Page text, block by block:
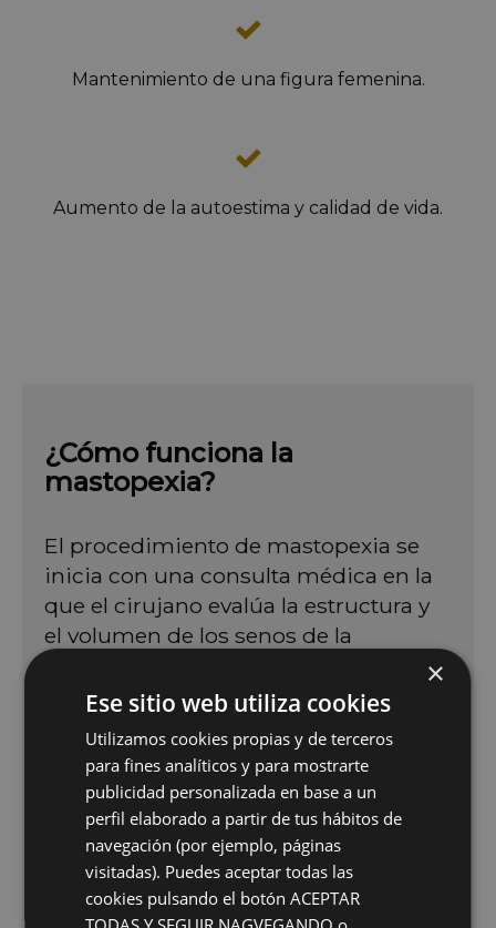
Mantenimiento de una figura femenina.
Aumento de la autoestima y calidad de vida.
¿Cómo funciona la
mastopexia?
El procedimiento de mastopexia se
inicia con una consulta médica en la
que el cirujano evalúa la estructura y
el volumen de los senos de la
Durante la cirugía, se realizan
incisiones para acceder al tejido
mamario, se eleva la areola y el pezón
a la posición deseada, se retira el
exceso de piel y, si es necesario, se
reduce el tejido mamario. La cirugía
puede durar entre dos y tres horas.
Los resultados son visibles desde el
×
Ese sitio web utiliza cookies
Utilizamos cookies propias y de terceros
para fines analíticos y para mostrarte
publicidad personalizada en base a un
perfil elaborado a partir de tus hábitos de
navegación (por ejemplo, páginas
visitadas). Puedes aceptar todas las
cookies pulsando el botón ACEPTAR